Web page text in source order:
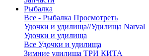
Рыбалка
Все - Рыбалка Просмотреть
Удочки и удилища//Удилища Narval
Удочки и удилища
Все Удочки и удилища
Зимние удилища ТРИ КИТА